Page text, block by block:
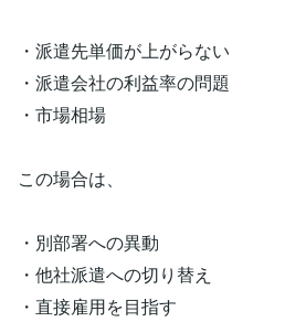
・派遣先単価が上がらない
・派遣会社の利益率の問題
・市場相場
この場合は、
・別部署への異動
・他社派遣への切り替え
・直接雇用を目指す